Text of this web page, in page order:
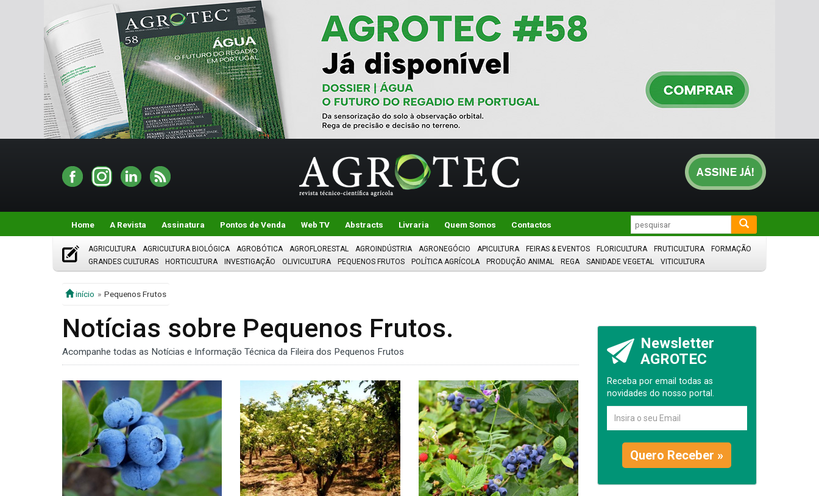
Home A Revista Assinatura Pontos de Venda Web TV Abstracts Livraria Quem Somos Contactos
AGRICULTURA AGRICULTURA BIOLÓGICA AGROBÓTICA AGROFLORESTAL AGROINDÚSTRIA AGRONEGÓCIO APICULTURA FEIRAS & EVENTOS FLORICULTURA FRUTICULTURA
FORMAÇÃO
GRANDES CULTURAS
HORTICULTURA INVESTIGAÇÃO OLIVICULTURA PEQUENOS FRUTOS POLÍTICA AGRÍCOLA PRODUÇÃO ANIMAL REGA SANIDADE VEGETAL VITICULTURA
início Pequenos Frutos
Notícias sobre Pequenos Frutos.
Acompanhe todas as Notícias e Informação Técnica da Fileira dos Pequenos Frutos
Newsletter
AGROTEC
Receba por email todas as
novidades do nosso portal.
Quero Receber »